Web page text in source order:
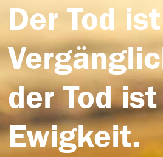
Der Tod
der Tod
Ewigkeit.